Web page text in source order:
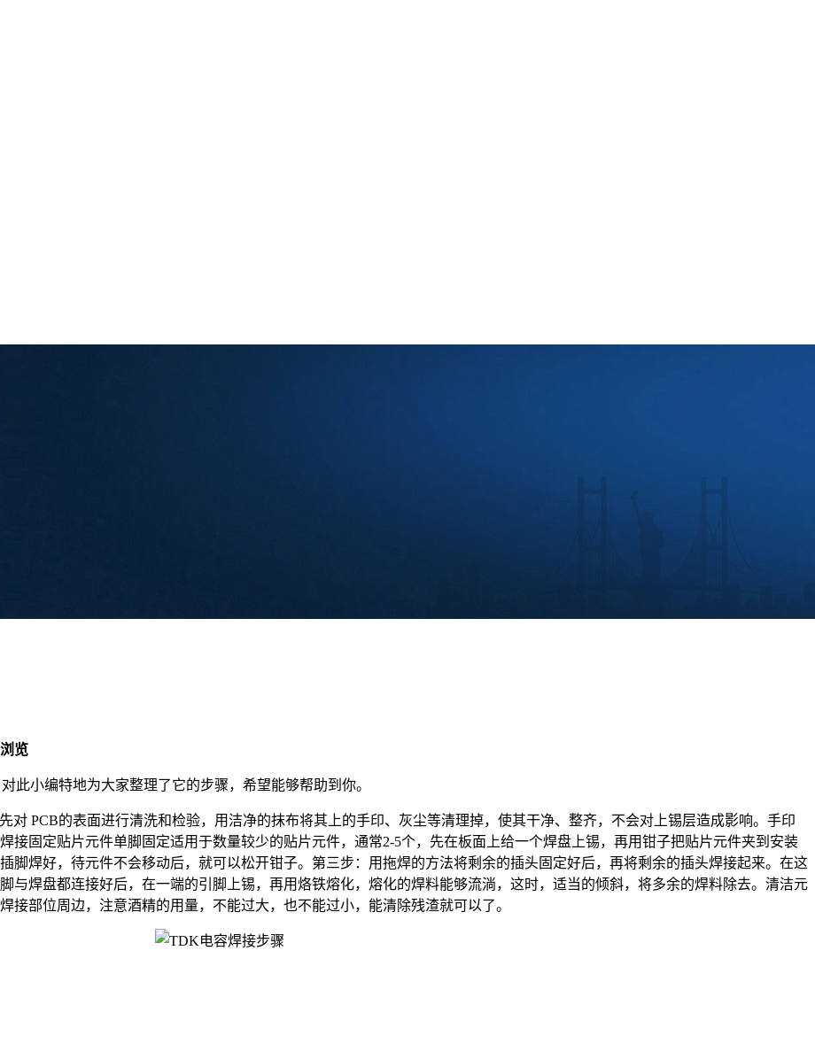
览
此小编特地为大家整理了它的步骤，希望能够帮助到你。
对 PCB的表面进行清洗和检验，用洁净的抹布将其上的手印、灰尘等清理掉，使其干净、整齐，不会对上锡层造成影响。手印
接固定贴片元件单脚固定适用于数量较少的贴片元件，通常2-5个，先在板面上给一个焊盘上锡，再用钳子把贴片元件夹到安装
脚焊好，待元件不会移动后，就可以松开钳子。第三步：用拖焊的方法将剩余的插头固定好后，再将剩余的插头焊接起来。在这
与焊盘都连接好后，在一端的引脚上锡，再用烙铁熔化，熔化的焊料能够流淌，这时，适当的倾斜，将多余的焊料除去。清洁元
部位周边，注意酒精的用量，不能过大，也不能过小，能清除残渣就可以了。